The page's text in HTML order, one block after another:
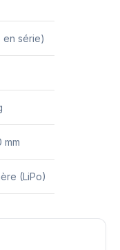
en série)
mm
(LiPo)